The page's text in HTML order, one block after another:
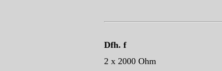
Dfh. f
2 x 2000 Ohm